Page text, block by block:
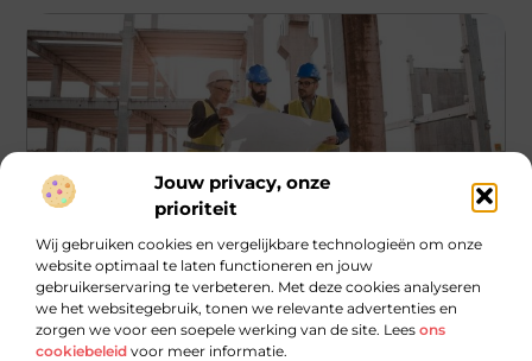
Jouw privacy, onze
prioriteit
Wij gebruiken cookies en vergelijkbare technologieën om onze
website optimaal te laten functioneren en jouw
gebruikerservaring te verbeteren. Met deze cookies analyseren
we het websitegebruik, tonen we relevante advertenties en
zorgen we voor een soepele werking van de site. Lees ons
cookiebeleid voor meer informatie.
Winkelen
Transformeer Uw Ruimte met een
Interieurarchitect in Maassluis